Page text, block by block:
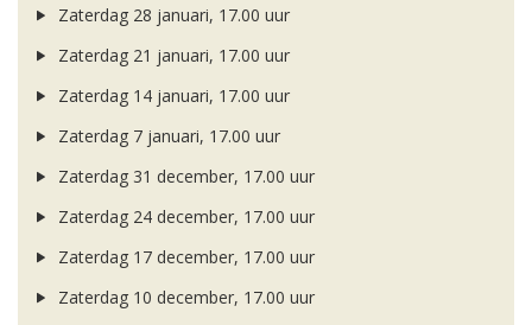
Zaterdag 28 januari, 17.00 uur
Zaterdag 21 januari, 17.00 uur
Zaterdag 14 januari, 17.00 uur
Zaterdag 7 januari, 17.00 uur
Zaterdag 31 december, 17.00 uur
Zaterdag 24 december, 17.00 uur
Zaterdag 17 december, 17.00 uur
Zaterdag 10 december, 17.00 uur